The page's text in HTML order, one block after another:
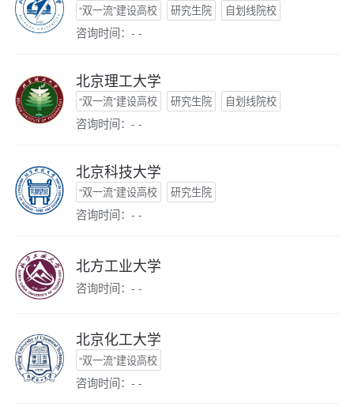
“双一流”建设高校 研究生院 自划线院校
咨询时间：- -
北京理工大学
“双一流”建设高校 研究生院 自划线院校
咨询时间：- -
北京科技大学
“双一流”建设高校 研究生院
咨询时间：- -
北方工业大学
咨询时间：- -
北京化工大学
“双一流”建设高校
咨询时间：- -